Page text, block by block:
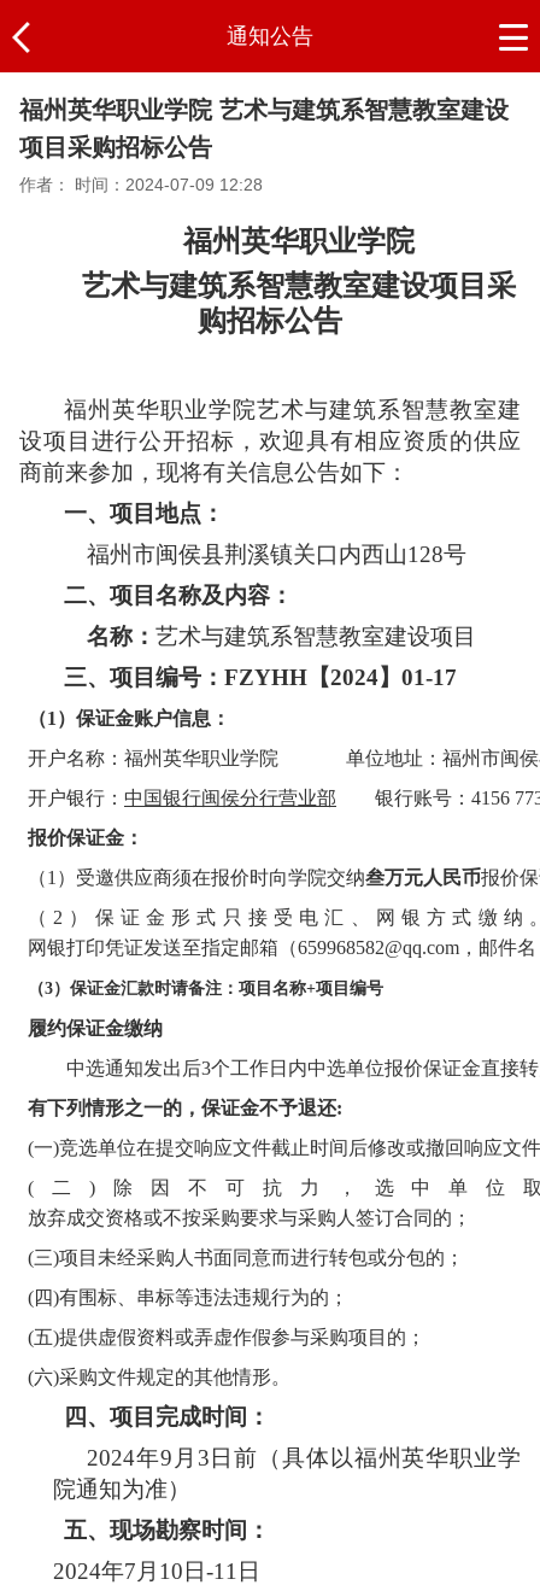
通知公告
福州英华职业学院 艺术与建筑系智慧教室建设
项目采购招标公告
作者： 时间：2024-07-09 12:28
福州英华职业学院
艺术与建筑系智慧教室建设项目采
购招标公告
福州英华职业学院艺术与建筑系智慧教室建
设项目 进行公开招标，欢迎具有相应资质的供应
商前来参加，现将有关信息公告如下：
一、 项目地点：
福州市闽侯县荆溪镇关口内西山128号
二、 项目名称及内容：
名称： 艺术与建筑系智慧教室建设项目
三、 项目编号： FZYHH【2024】 01-17
（1） 保证金账户信息：
开户名称：福州英华职业学院
单位地址：福州市闽
开户银行： 中国银行闽侯分行营业部 银行账号： 4156
报价保证金 ：
（1）受邀供应商须在报价时向学院交纳叁万元人民币报价
（2） 保证金形式只接受电汇、网银方式缴纳
网银打印凭证发送至指定邮箱（659968582@qq.com，邮件
（3） 保证金汇款时请备注：项目名称+项目编号
履约保证金缴纳
中选通知发出后3个工作日内中选单位报价保证金直接
有下列情形之一的，保证金不予退还:
(一)竞选单位在提交响应文件截止时间后修改或撤回响应文
(二)除因不可抗力，选中单位
放弃成交资格或不按采购要求与采购人签订合同的；
(三)项目 未经采购人书面同意而进行转包或分包的 ；
(四)有围标 串标等违法违规行为的 ；
(五)提供虚假资料或弄虚作假参与采购项目的 ；
(六)采购文件规定的其他情形。
四、 项目完成时间：
2024年9月3日前（具体以福州英华职业学
院通知为准）
五、 现场勘察时间：
2024年7月10日-11日